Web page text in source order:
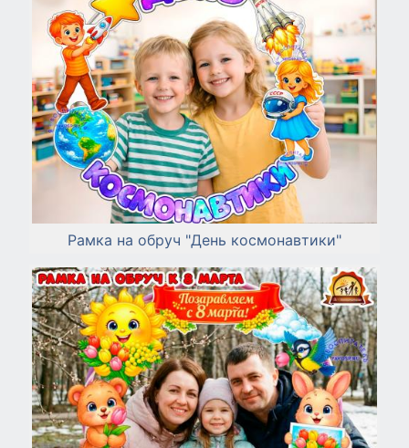
Рамка на обруч "День космонавтики"